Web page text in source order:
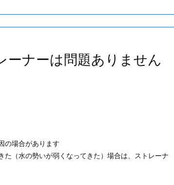
ナーは問題ありません
の場合があります
（水の勢いが弱くなってきた）場合は、ストレーナ